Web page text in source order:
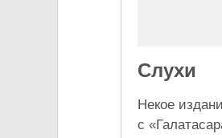
Слухи
Некое
с